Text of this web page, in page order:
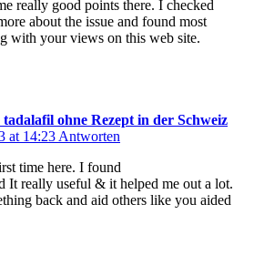
really good points there. I checked
about the issue and found most
with your views on this web site.
tadalafil ohne Rezept in der Schweiz
at 14:23 Antworten
time here. I found
It really useful & it helped me out a lot.
back and aid others like you aided